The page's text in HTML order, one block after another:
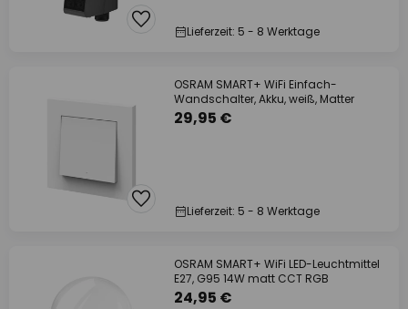
Lieferzeit: 5 - 8 Werktage
OSRAM SMART+ WiFi Einfach-
Wandschalter, Akku, weiß, Matter
29,95 €
Lieferzeit: 5 - 8 Werktage
OSRAM SMART+ WiFi LED-Leuchtmittel
E27, G95 14W matt CCT RGB
24,95 €